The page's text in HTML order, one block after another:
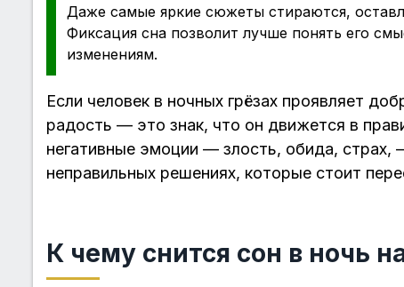
Даже самые яркие сюжеты стираются,
Фиксация сна позволит лучше понять его
изменениям.
Если человек в ночных грёзах проявляет
радость — это знак, что он движется в
негативные эмоции — злость, обида,
неправильных решениях, которые стоит
К чему снится сон в ночь